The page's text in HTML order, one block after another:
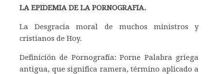
LA EPIDEMIA DE LA PORNOGRAFIA.
La Desgracia moral de muchos ministros y
cristianos de Hoy.
Definición de Pornografía: Porne Palabra griega
antigua, que significa ramera, término aplicado a